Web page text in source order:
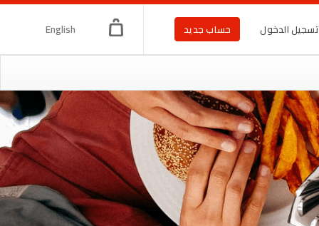
تسجيل الدخول حساب جديد English